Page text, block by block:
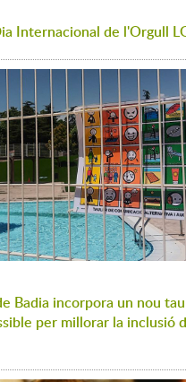
Internacional de l'Orgull
Badia incorpora un nou
per millorar la inclusió